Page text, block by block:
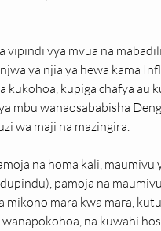
vya mvua na
ya njia ya hewa kama
kupiga chafya au
mbu wanaosababisha
wa maji na mazingira.
na homa kali, maumivu
pamoja na
mara kwa mara,
na kuwahi